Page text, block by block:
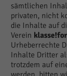
sämtlichen
privaten, nicht
die Inhalte auf
Verein
Urheberrechte
Inhalte Dritter
trotzdem auf